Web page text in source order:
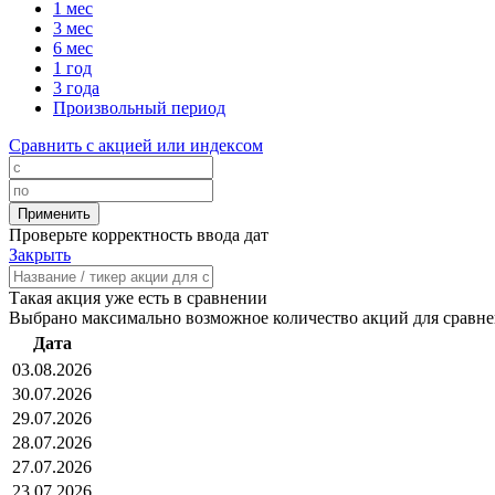
1 мес
3 мес
6 мес
1 год
3 года
Произвольный период
Сравнить с акцией или индексом
Проверьте корректность ввода дат
Закрыть
Такая акция уже есть в сравнении
Выбрано максимально возможное количество акций для
Дата
03.08.2026
30.07.2026
29.07.2026
28.07.2026
27.07.2026